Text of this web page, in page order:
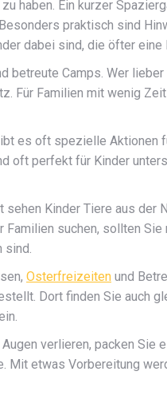
haben. Ein kurzer
praktisch sind
dabei sind, die öfter eine
betreute Camps. Wer
Für Familien mit wenig
es oft spezielle Aktionen
oft perfekt für Kinder
Kinder Tiere aus der
suchen, sollten Sie
Osterfreizeiten und
Dort finden Sie auch
verlieren, packen Sie
Mit etwas Vorbereitung